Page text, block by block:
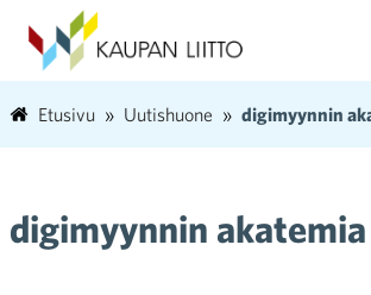
Etusivu Uutishuone digimyynnin
digimyynnin akatemia